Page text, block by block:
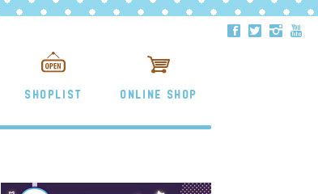
SHOPLIST ONLINE SHOP
ä å ë ð